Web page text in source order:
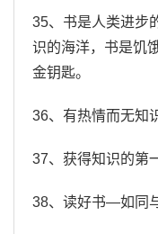
35、书是人类进步
识的海洋，书是饥
金钥匙。
36、有热情而无知
37、获得知识的第
38、读好书—如同